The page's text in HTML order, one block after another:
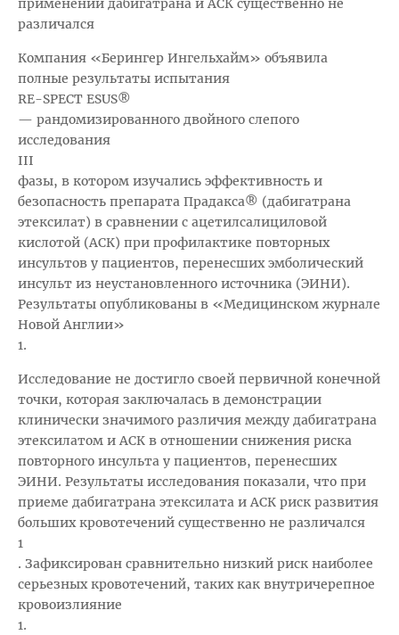
применении дабигатрана и АСК существенно не
различался
Компания «Берингер Ингельхайм» объявила
полные результаты испытания
RE-SPECT ESUS®
— рандомизированного двойного слепого
исследования
III
фазы, в котором изучались эффективность и
безопасность препарата Прадакса® (дабигатрана
этексилат) в сравнении с ацетилсалициловой
кислотой (АСК) при профилактике повторных
инсультов у пациентов, перенесших эмболический
инсульт из неустановленного источника (ЭИНИ).
Результаты опубликованы в «Медицинском журнале
Новой Англии»
1.
Исследование не достигло своей первичной конечной
точки, которая заключалась в демонстрации
клинически значимого различия между дабигатрана
этексилатом и АСК в отношении снижения риска
повторного инсульта у пациентов, перенесших
ЭИНИ. Результаты исследования показали, что при
приеме дабигатрана этексилата и АСК риск развития
больших кровотечений существенно не различался
1
. Зафиксирован сравнительно низкий риск наиболее
серьезных кровотечений, таких как внутричерепное
кровоизлияние
1.